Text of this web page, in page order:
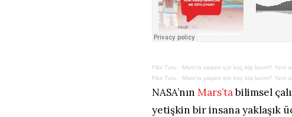
Fikir Turu · Mars’ta yaşam için kaç kişi lazım? Yeni
Fikir Turu · Mars’ta yaşam için kaç kişi lazım? Yeni
NASA’nınMars’tabilimsel
yetişkin bir insana yaklaşık